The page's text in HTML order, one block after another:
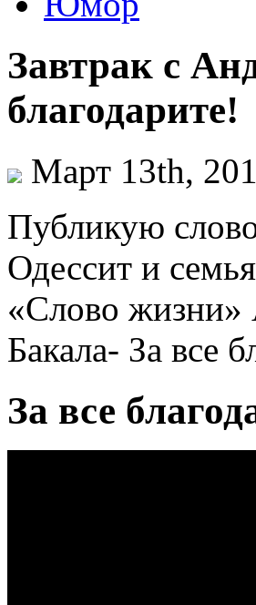
Завтрак с
благодарите!
Март 13th,
Публикую
Одессит и
«Слово жизни»
Бакала- За все
За все